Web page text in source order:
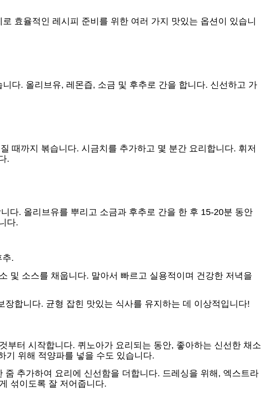
효율적인 레시피 준비를 위한 여러 가지 맛있는 옵션이 있습니
다. 올리브유, 레몬즙, 소금 및 후추로 간을 합니다. 신선하고 가
때까지 볶습니다. 시금치를 추가하고 몇 분간 요리합니다. 휘저
.
다. 올리브유를 뿌리고 소금과 후추로 간을 한 후 15-20분 동안
다.
추.
및 소스를 채웁니다. 말아서 빠르고 실용적이며 건강한 저녁을
합니다. 균형 잡힌 맛있는 식사를 유지하는 데 이상적입니다!
터 시작합니다. 퀴노아가 요리되는 동안, 좋아하는 신선한 채소
기 위해 적양파를 넣을 수도 있습니다.
추가하여 요리에 신선함을 더합니다. 드레싱을 위해, 엑스트라
섞이도록 잘 저어줍니다.